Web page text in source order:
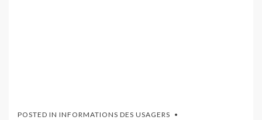
POSTED IN INFORMATIONS DES USAGERS